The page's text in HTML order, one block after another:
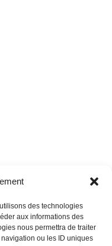
des technologies
aux informations des
nous permettra de traiter
ou les ID uniques